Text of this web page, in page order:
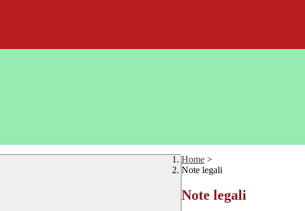
Home >
Note legali
Note legali